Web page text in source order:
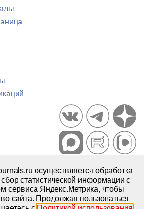
изданий PsyJournals.ru, 2007–2026
материалов
СМИЭл № ФС77-66447 от 14 июля
осуществляется обработка
статистической информации с
сервиса Яндекс.Метрика, чтобы
сайта. Продолжая пользоваться